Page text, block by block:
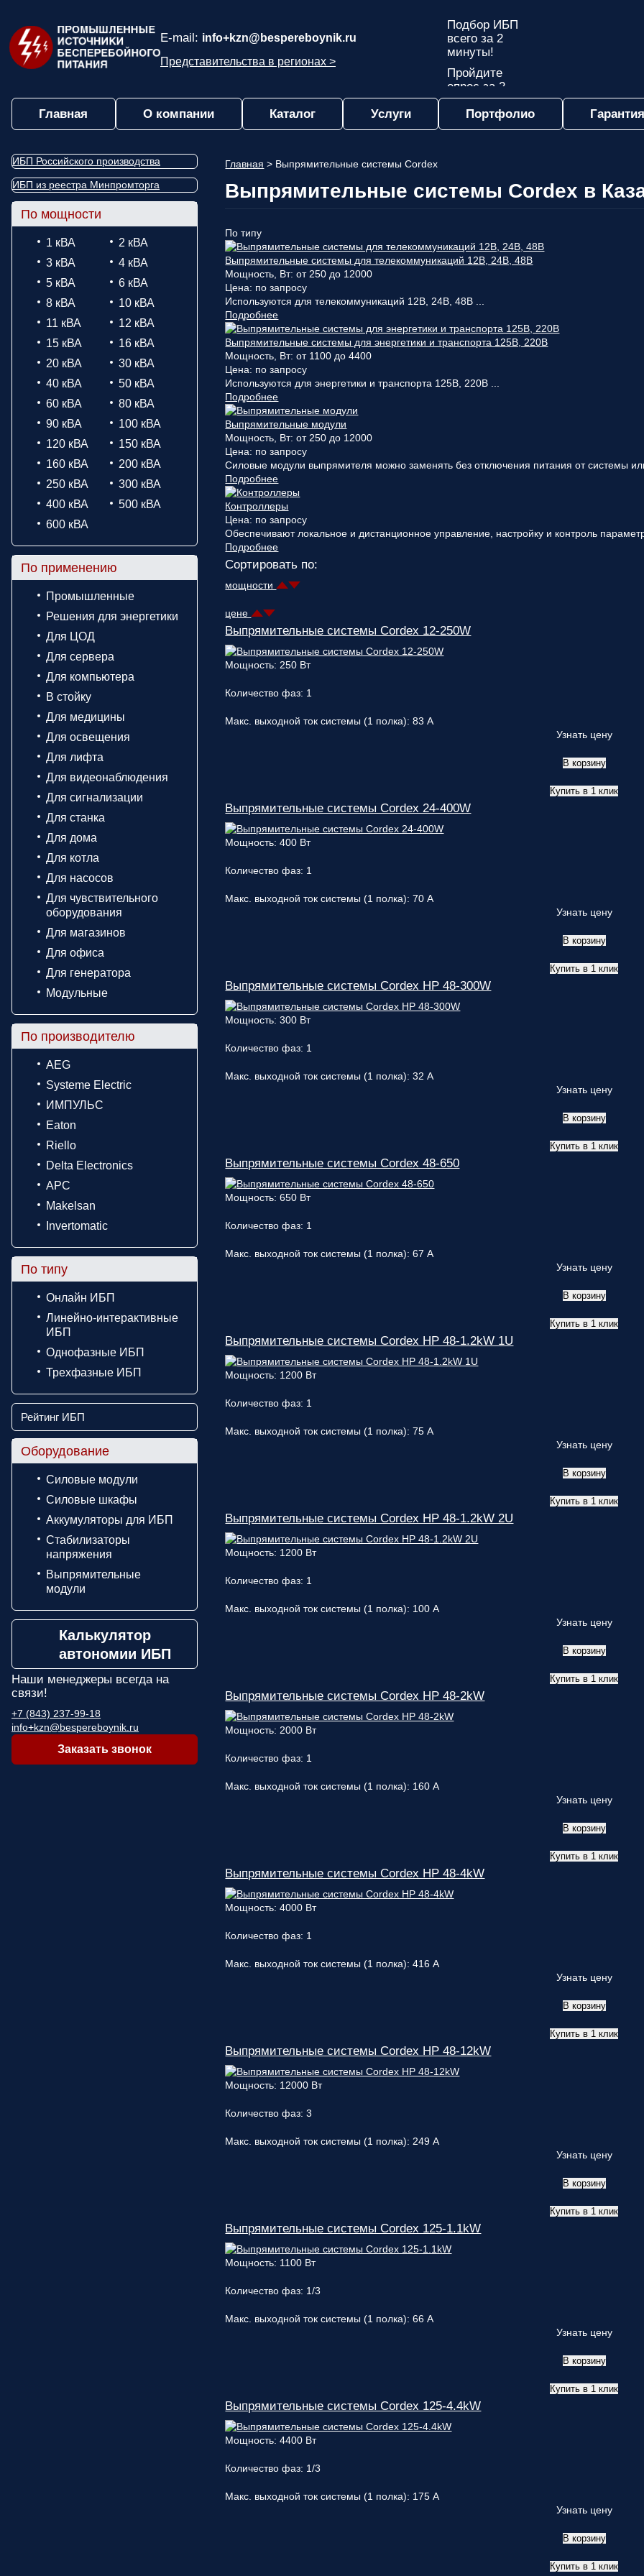
E-mail: info+kzn@bespereboynik.ru
Представительства в регионах >
Главная О компании Каталог Услуги Портфолио
ИБП Российского производства
ИБП из реестра Минпромторга
По мощности
1 кВА
2 кВА
3 кВА
4 кВА
5 кВА
6 кВА
8 кВА
10 кВА
11 кВА
12 кВА
15 кВА
16 кВА
20 кВА
30 кВА
40 кВА
50 кВА
60 кВА
80 кВА
90 кВА
100 кВА
120 кВА
150 кВА
160 кВА
200 кВА
250 кВА
300 кВА
400 кВА
500 кВА
600 кВА
По применению
Промышленные
Решения для энергетики
Для ЦОД
Для сервера
Для компьютера
В стойку
Для медицины
Для освещения
Для лифта
Для видеонаблюдения
Для сигнализации
Для станка
Для дома
Для котла
Для насосов
Для чувствительного
оборудования
Для магазинов
Для офиса
Для генератора
Модульные
По производителю
AEG
Systeme Electric
ИМПУЛЬС
Eaton
Riello
Delta Electronics
APC
Makelsan
Invertomatic
По типу
Онлайн ИБП
Линейно-интерактивные
ИБП
Однофазные ИБП
Трехфазные ИБП
Рейтинг ИБП
Оборудование
Силовые модули
Силовые шкафы
Аккумуляторы для ИБП
Стабилизаторы
напряжения
Выпрямительные
модули
Калькулятор
автономии ИБП
Наши менеджеры всегда на
связи!
+7 (843) 237-99-18
info+kzn@bespereboynik.ru
Заказать звонок
Главная > Выпрямительные системы Cordex
Выпрямительные системы Cordex в
По типу
Выпрямительные системы для телекоммуникаций 12В, 24В, 48В
Мощность, Вт: от 250 до 12000
Цена: по запросу
Используются для телекоммуникаций 12В, 24В, 48В ...
Подробнее
Выпрямительные системы для энергетики и транспорта 125В, 220В
Мощность, Вт: от 1100 до 4400
Цена: по запросу
Используются для энергетики и транспорта 125В, 220В ...
Подробнее
Выпрямительные модули
Мощность, Вт: от 250 до 12000
Цена: по запросу
Силовые модули выпрямителя можно заменять без отключения питания от системы
Подробнее
Контроллеры
Цена: по запросу
Обеспечивают локальное и дистанционное управление, настройку и контроль
Подробнее
Сортировать по:
мощности
цене
Выпрямительные системы Cordex 12-250W
Мощность: 250 Вт
Количество фаз: 1
Макс. выходной ток системы (1 полка): 83 А
Узнать цену
В корзину
Купить в 1 клик
Выпрямительные системы Cordex 24-400W
Мощность: 400 Вт
Количество фаз: 1
Макс. выходной ток системы (1 полка): 70 А
Узнать цену
В корзину
Купить в 1 клик
Выпрямительные системы Cordex HP 48-300W
Мощность: 300 Вт
Количество фаз: 1
Макс. выходной ток системы (1 полка): 32 А
Узнать цену
В корзину
Купить в 1 клик
Выпрямительные системы Cordex 48-650
Мощность: 650 Вт
Количество фаз: 1
Макс. выходной ток системы (1 полка): 67 А
Узнать цену
В корзину
Купить в 1 клик
Выпрямительные системы Cordex HP 48-1.2kW 1U
Мощность: 1200 Вт
Количество фаз: 1
Макс. выходной ток системы (1 полка): 75 А
Узнать цену
В корзину
Купить в 1 клик
Выпрямительные системы Cordex HP 48-1.2kW 2U
Мощность: 1200 Вт
Количество фаз: 1
Макс. выходной ток системы (1 полка): 100 А
Узнать цену
В корзину
Купить в 1 клик
Выпрямительные системы Cordex HP 48-2kW
Мощность: 2000 Вт
Количество фаз: 1
Макс. выходной ток системы (1 полка): 160 А
Узнать цену
В корзину
Купить в 1 клик
Выпрямительные системы Cordex HP 48-4kW
Мощность: 4000 Вт
Количество фаз: 1
Макс. выходной ток системы (1 полка): 416 А
Узнать цену
В корзину
Купить в 1 клик
Выпрямительные системы Cordex HP 48-12kW
Мощность: 12000 Вт
Количество фаз: 3
Макс. выходной ток системы (1 полка): 249 А
Узнать цену
В корзину
Купить в 1 клик
Выпрямительные системы Cordex 125-1.1kW
Мощность: 1100 Вт
Количество фаз: 1/3
Макс. выходной ток системы (1 полка): 66 А
Узнать цену
В корзину
Купить в 1 клик
Выпрямительные системы Cordex 125-4.4kW
Мощность: 4400 Вт
Количество фаз: 1/3
Макс. выходной ток системы (1 полка): 175 А
Узнать цену
В корзину
Купить в 1 клик
Подбор ИБП
всего за 2
минуты!
Пройдите
опрос за 2
минуты
и узнайте,
какой ИБП
опрос и вы
рекомендованных
ИБПс
только
вас
параметры!
скидку до
монтажных
Контакты
вопрос и
Трехфазные
(380В)